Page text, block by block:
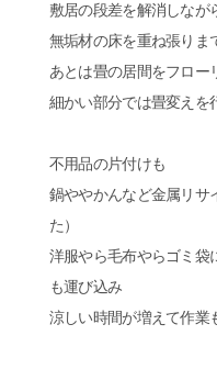
敷居の段差を解消しなが
無垢材の床を重ね張りま
あとは畳の居間をフロー
細かい部分では畳変えを
不用品の片付けも
鍋ややかんなど金属リサ
た）
洋服やら毛布やらゴミ袋
も運び込み
涼しい時間が増えて作業